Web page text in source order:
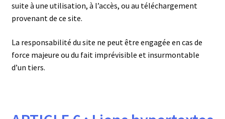
suite à une utilisation, à l’accès, ou au téléchargement
provenant de ce site.
La responsabilité du site ne peut être engagée en cas de
force majeure ou du fait imprévisible et insurmontable
d’un tiers.